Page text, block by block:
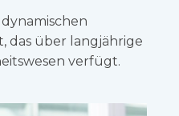
das über langjährige
verfügt.